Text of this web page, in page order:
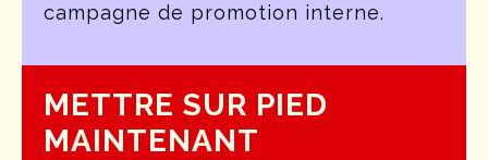
campagne de promotion interne.
METTRE SUR PIED
MAINTENANT